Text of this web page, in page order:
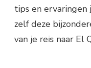
tips en ervaringen
zelf deze
van je reis naar El